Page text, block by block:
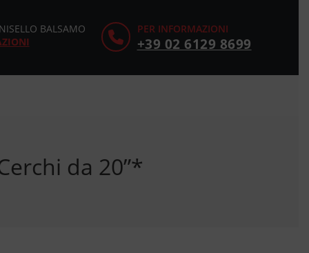
PER INFORMAZIONI
+39 02 6129 8699
BALSAMO
da 20”*